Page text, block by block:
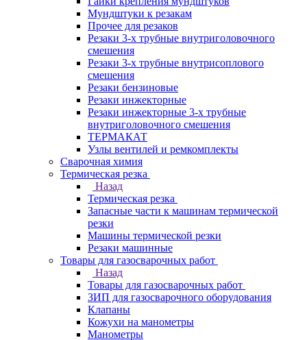
Мундштуки к резакам
Прочее для резаков
Резаки 3-х трубные внутриголовочного
смешения
Резаки 3-х трубные внутрисоплового
смешения
Резаки бензиновые
Резаки инжекторные
Резаки инжекторные 3-х трубные
внутриголовочного смешения
ТЕРМАКАТ
Узлы вентилей и ремкомплекты
Сварочная химия
Термическая резка
Назад
Термическая резка
Запасные части к машинам термической
резки
Машины термической резки
Резаки машинные
Товары для газосварочных работ
Назад
Товары для газосварочных работ
ЗИП для газосварочного оборудования
Клапаны
Кожухи на манометры
Манометры